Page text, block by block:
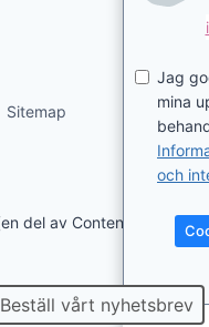
Sitemap
del av
Beställ vårt nyhetsbrev
Jag
mina
och